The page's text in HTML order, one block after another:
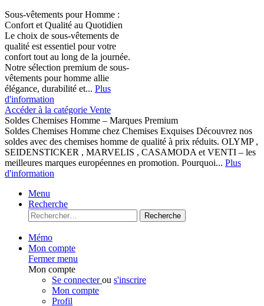
Sous-vêtements pour Homme :
Confort et Qualité au Quotidien
Le choix de sous-vêtements de
qualité est essentiel pour votre
confort tout au long de la journée.
Notre sélection premium de sous-
vêtements pour homme allie
élégance, durabilité et... Plus
d'information
Accéder à la catégorie Vente
Soldes Chemises Homme – Marques Premium
Soldes Chemises Homme chez Chemises Exquises Découvrez nos
soldes avec des chemises homme de qualité à prix réduits. OLYMP ,
SEIDENSTICKER , MARVELIS , CASAMODA et VENTI – les
meilleures marques européennes en promotion. Pourquoi... Plus
d'information
Menu
Recherche
Recherche
Mémo
Mon compte
Fermer menu
Mon compte
Se connecterou s'inscrire
Mon compte
Profil